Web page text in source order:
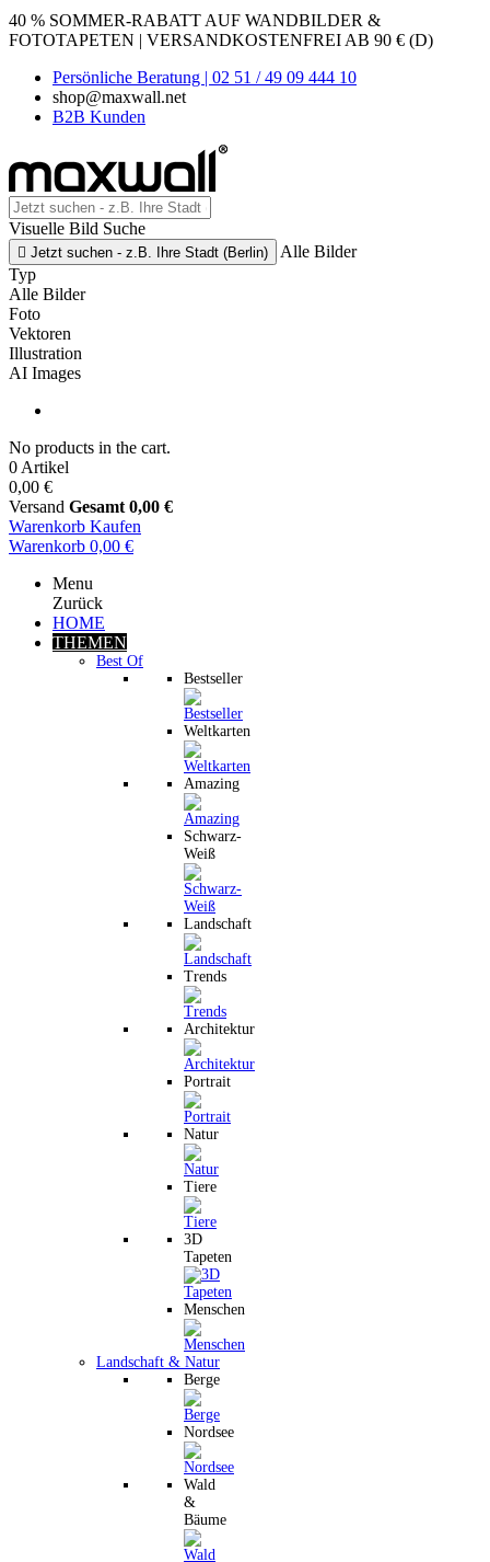
40 % SOMMER-RABATT AUF WANDBILDER &
FOTOTAPETEN | VERSANDKOSTENFREI AB 90 € (D)
Persönliche Beratung | 02 51 / 49 09 444 10
shop@maxwall.net
B2B Kunden
Visuelle Bild Suche
 Jetzt suchen - z.B. Ihre Stadt (Berlin)
Alle Bilder
Typ
Alle Bilder
Foto
Vektoren
Illustration
AI Images
No products in the cart.
0 Artikel
0,00 €
Versand Gesamt 0,00 €
Warenkorb Kaufen
Warenkorb 0,00 €
Menu
Zurück
HOME
THEMEN
Best Of
Bestseller
Weltkarten
Amazing
Schwarz-
Weiß
Landschaft
Trends
Architektur
Portrait
Natur
Tiere
3D
Tapeten
Menschen
Landschaft & Natur
Berge
Nordsee
Wald
&
Bäume